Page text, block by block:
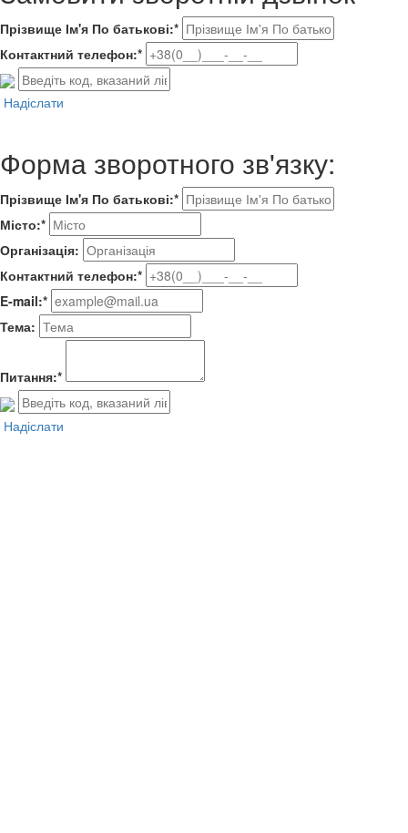
Прізвище Ім'я По батькові:*
Контактний телефон:*
Надіслати
Форма зворотного зв'язку:
Прізвище Ім'я По батькові:*
Місто:*
Організація:
Контактний телефон:*
E-mail:*
Тема:
Питання:*
Надіслати